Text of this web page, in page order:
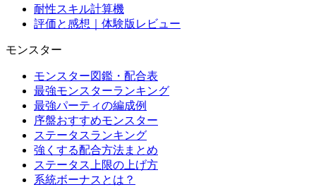
耐性スキル計算機
評価と感想｜体験版レビュー
モンスター
モンスター図鑑・配合表
最強モンスターランキング
最強パーティの編成例
序盤おすすめモンスター
ステータスランキング
強くする配合方法まとめ
ステータス上限の上げ方
系統ボーナスとは？